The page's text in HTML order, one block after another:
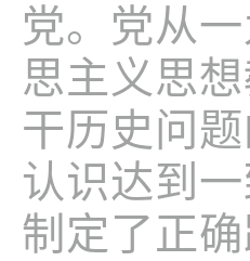
党。党从
思主义思
干历史问
认识达到
制定了正